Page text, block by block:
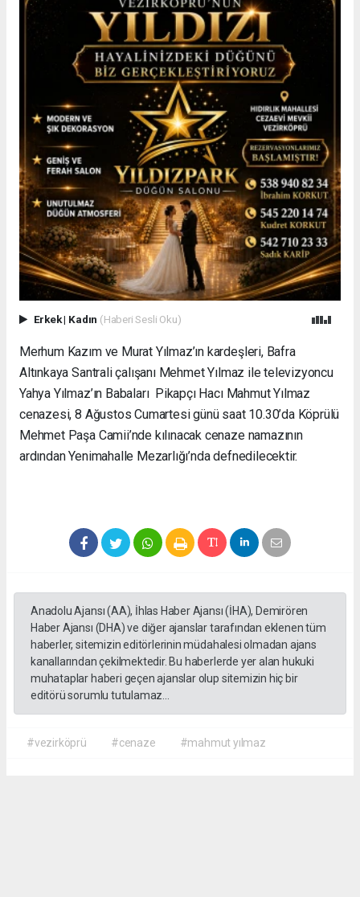
Erkek| Kadın (Haberi Sesli Oku)
Merhum Kazım ve Murat Yılmaz’ın kardeşleri, Bafra
Altınkaya Santrali çalışanı Mehmet Yılmaz ile televizyoncu
Yahya Yılmaz’ın Babaları Pikapçı Hacı Mahmut Yılmaz
cenazesi, 8 Ağustos Cumartesi günü saat 10.30’da Köprülü
Mehmet Paşa Camii’nde kılınacak cenaze namazının
ardından Yenimahalle Mezarlığı’nda defnedilecektir.
Anadolu Ajansı (AA), İhlas Haber Ajansı (İHA), Demirören
Haber Ajansı (DHA) ve diğer ajanslar tarafından eklenen tüm
haberler, sitemizin editörlerinin müdahalesi olmadan ajans
kanallarından çekilmektedir. Bu haberlerde yer alan hukuki
muhataplar haberi geçen ajanslar olup sitemizin hiç bir
editörü sorumlu tutulamaz...
#vezirköprü #cenaze #mahmut yılmaz